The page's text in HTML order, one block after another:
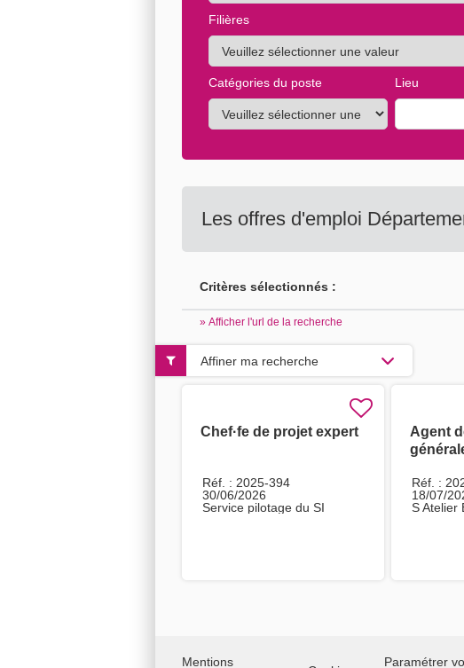
Filières
Catégories du poste Lieu
Les offres d'emploi
Critères sélectionnés :
» Afficher l'url de la recherche
Chef·fe de projet expert
Réf. : 2025-394
30/06/2026
Service pilotage du SI
Agent
Réf. :
18/07/
S Atelier
Affiner ma recherche
Mentions Paramétrer